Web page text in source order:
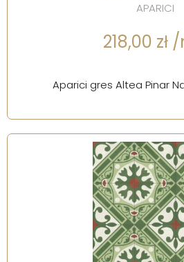
APARICI
218,00 zł
Aparici gres Altea Pinar